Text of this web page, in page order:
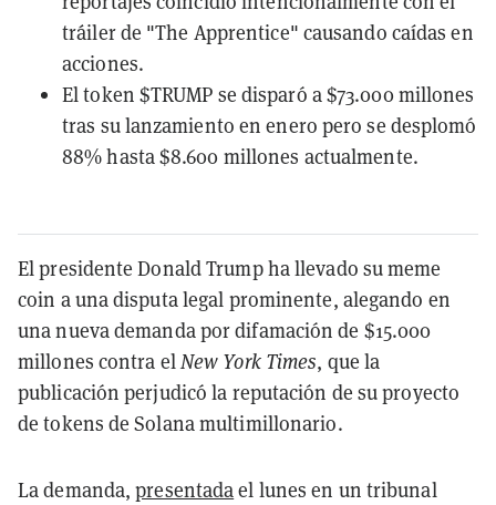
tráiler de "The Apprentice" causando caídas en
acciones.
El token $TRUMP se disparó a $73.000 millones
tras su lanzamiento en enero pero se desplomó
88% hasta $8.600 millones actualmente.
El presidente Donald Trump ha llevado su meme
coin a una disputa legal prominente, alegando en
una nueva demanda por difamación de $15.000
millones contra elNew York Times, que la
publicación perjudicó la reputación de su proyecto
de tokens de Solana multimillonario.
La demanda,presentadael lunes en un tribunal